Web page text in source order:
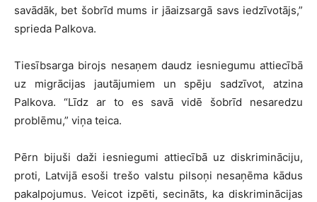
savādāk, bet šobrīd mums ir jāaizsargā savs iedzīvotājs,”
sprieda Palkova.
Tiesībsarga birojs nesaņem daudz iesniegumu attiecībā
uz migrācijas jautājumiem un spēju sadzīvot, atzina
Palkova. “Līdz ar to es savā vidē šobrīd nesaredzu
problēmu,” viņa teica.
Pērn bijuši daži iesniegumi attiecībā uz diskrimināciju,
proti, Latvijā esoši trešo valstu pilsoņi nesaņēma kādus
pakalpojumus. Veicot izpēti, secināts, ka diskriminācijas